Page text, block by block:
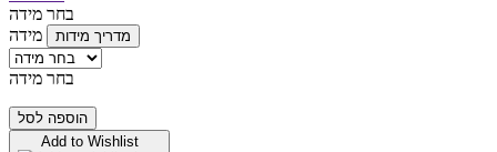
בחר מידה
מידה
מדריך מידות
בחר מידה
הוספה לסל
Add to Wishlist